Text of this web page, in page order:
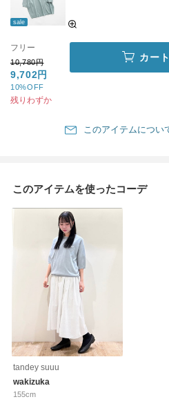
sale
フリー
10,780円
9,702円
10%OFF
残りわずか
カー
このアイテムについ
このアイテムを使ったコーデ
tandey suuu
wakizuka
155cm